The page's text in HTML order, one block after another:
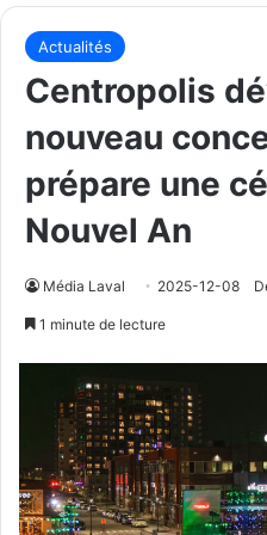
Actualités
Centropolis
nouveau
prépare une
Nouvel An
Média Laval 2025-12-08
1 minute de lecture